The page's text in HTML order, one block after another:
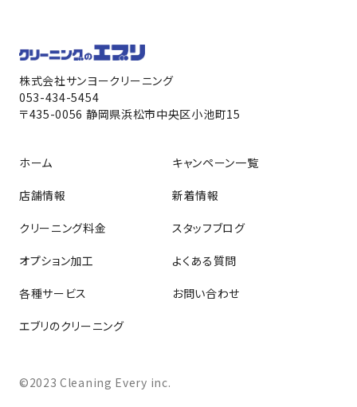
株式会社サンヨークリーニング
053-434-5454
〒435-0056 静岡県浜松市中央区小池町15
ホーム
店舗情報
クリーニング料金
オプション加工
各種サービス
エブリのクリーニング
キャンペーン一覧
新着情報
スタッフブログ
よくある質問
お問い合わせ
©2023 Cleaning Every inc.